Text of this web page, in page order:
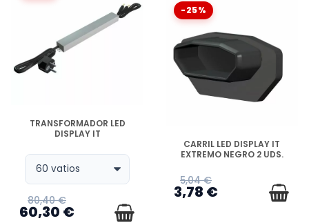
DISPONIBLE
TRANSFORMADOR LED
DISPLAY IT
80,40 €
60,30 €
-25%
DISPONIBLE
CARRIL LED DISPLAY IT
EXTREMO NEGRO 2 UDS.
5,04 €
3,78 €